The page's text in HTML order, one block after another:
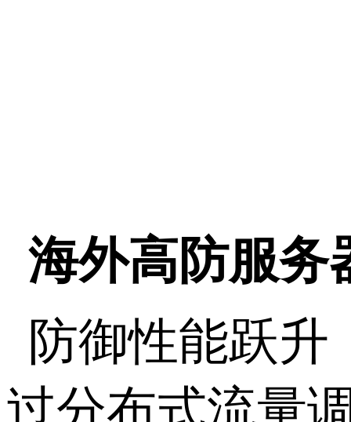
海外高防服务
防御性能跃升
过分布式流量